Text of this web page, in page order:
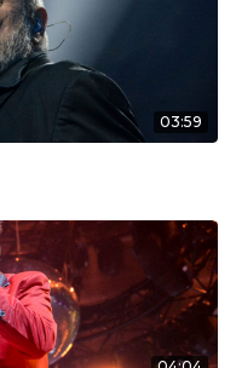
03:59